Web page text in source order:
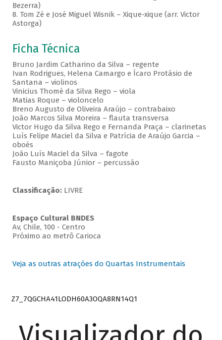
Bezerra)
8. Tom Zé e José Miguel Wisnik – Xique-xique (arr. Victor
Astorga)
Ficha Técnica
Bruno Jardim Catharino da Silva – regente
Ivan Rodrigues, Helena Camargo e Ícaro Protásio de
Santana – violinos
Vinicius Thomé da Silva Rego – viola
Matias Roque – violoncelo
Breno Augusto de Oliveira Araújo – contrabaixo
João Marcos Silva Moreira – flauta transversa
Victor Hugo da Silva Rego e Fernanda Praça – clarinetas
Luís Felipe Maciel da Silva e Patrícia de Araújo Garcia –
oboés
João Luís Maciel da Silva – fagote
Fausto Maniçoba Júnior – percussão
Classificação: LIVRE
Espaço Cultural BNDES
Av, Chile, 100 - Centro
Próximo ao metrô Carioca
Veja as outras atrações do Quartas Instrumentais
Z7_7QGCHA41LODH60A3OQA8RN14Q1